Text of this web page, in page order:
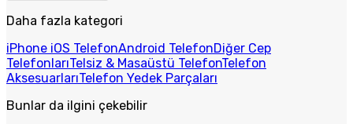
Daha fazla kategori
iPhone iOS TelefonAndroid TelefonDiğer Cep
TelefonlarıTelsiz & Masaüstü TelefonTelefon
AksesuarlarıTelefon Yedek Parçaları
Bunlar da ilgini çekebilir